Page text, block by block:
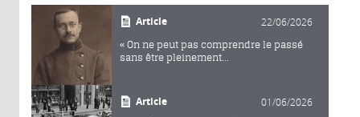
Article 22/06/2026
« On ne peut pas comprendre le passé
sans être pleinement...
Article 01/06/2026